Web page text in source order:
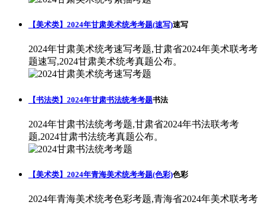
【美术类】2024年甘肃美术统考考题(速写)速写
2024年甘肃美术统考速写考题,甘肃省2024年美术联考考
题速写,2024甘肃美术统考真题公布。
【书法类】2024年甘肃书法统考考题书法
2024年甘肃书法统考考题,甘肃省2024年书法联考考
题,2024甘肃书法统考真题公布。
【美术类】2024年青海美术统考考题(色彩)色彩
2024年青海美术统考色彩考题,青海省2024年美术联考考